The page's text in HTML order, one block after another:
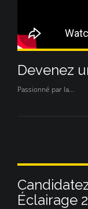
Devenez
Passionné par la...
Éclairage